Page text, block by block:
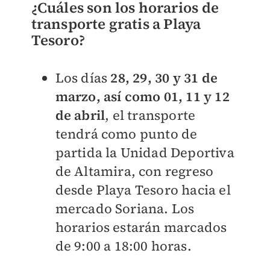
¿Cuáles son los horarios de
transporte gratis a Playa
Tesoro?
Los días 28, 29, 30 y 31 de
marzo, así como 01, 11 y 12
de abril, el transporte
tendrá como punto de
partida la Unidad Deportiva
de Altamira, con regreso
desde Playa Tesoro hacia el
mercado Soriana. Los
horarios estarán marcados
de 9:00 a 18:00 horas.